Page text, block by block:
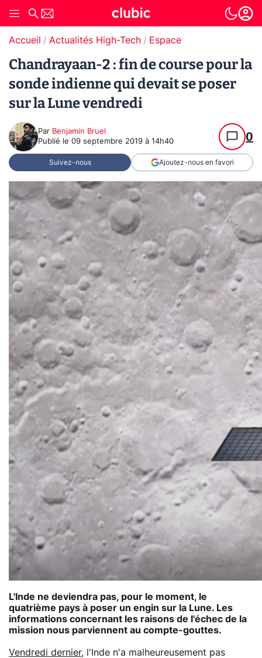
Accueil Actualités High-Tech Espace
Chandrayaan-2 : fin de course pour la
sonde indienne qui devait se poser
sur la Lune vendredi
Par Benjamin Bruel
Publié le 09 septembre 2019 à 14h40 0
Suivez-nous Ajoutez-nous en favori
L'Inde ne deviendra pas, pour le moment, le
quatrième pays à poser un engin sur la Lune. Les
informations concernant les raisons de l'échec de la
mission nous parviennent au compte-gouttes.
Vendredi dernier, l'Inde n'a malheureusement pas